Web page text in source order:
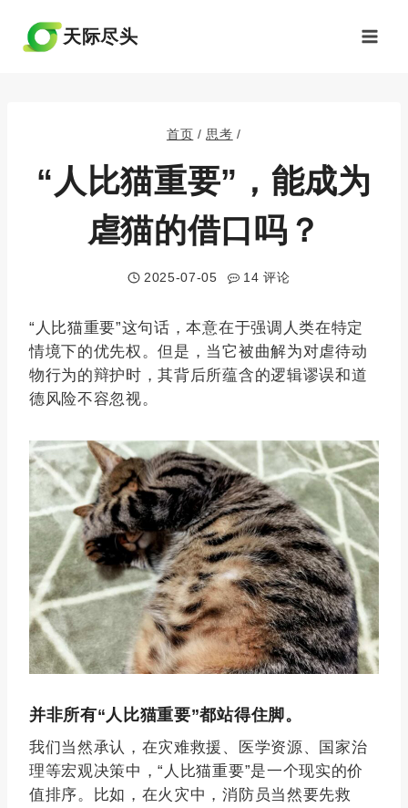
天际尽头
首页 / 思考 /
“人比猫重要”，能成为
虐猫的借口吗？
2025-07-05 14 评论
“人比猫重要”这句话，本意在于强调人类在特定
情境下的优先权。但是，当它被曲解为对虐待动
物行为的辩护时，其背后所蕴含的逻辑谬误和道
德风险不容忽视。
并非所有“人比猫重要”都站得住脚。
我们当然承认，在灾难救援、医学资源、国家治
理等宏观决策中，“人比猫重要”是一个现实的价
值排序。比如，在火灾中，消防员当然要先救